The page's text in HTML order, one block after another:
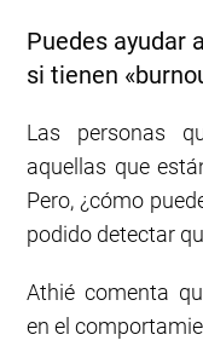
Puedes ayudar
si tienen
Las personas
aquellas que
Pero, ¿cómo
podido detectar
Athié comenta
en el